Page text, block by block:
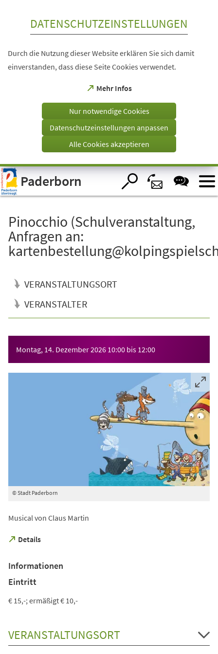
Visuelle
Assistenzsoftware
öffnen.
DATENSCHUTZEINSTELLUNGEN
Durch die Nutzung dieser Website erklären Sie sich damit
einverstanden, dass diese Seite Cookies verwendet.
Mehr Infos
(Öffnet
einem
Tab)
Nur notwendige Cookies
Datenschutzeinstellungen anpassen
Alle Cookies akzeptieren
Paderborn
Pinocchio (Schulveranstaltung,
Anfragen an:
VERANSTALTUNGSORT
VERANSTALTER
Montag, 14. Dezember 2026 10:00 bis 12:00
© Stadt Paderborn
Musical von Claus Martin
Details
(Öffnet
neuen
Tab)
Informationen
Eintritt
€ 15,-; ermäßigt € 10,-
VERANSTALTUNGSORT